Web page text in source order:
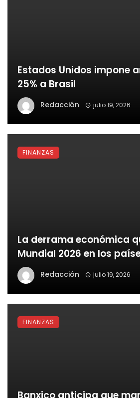
Estados Unidos impone
25% a Brasil
Redacción julio 19, 2026
La derrama económica
Mundial 2026 en los
Redacción julio 19, 2026
FINANZAS
Banxico anticipa que
FINANZAS